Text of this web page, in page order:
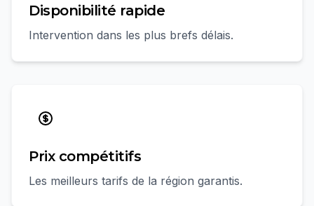
Disponibilité rapide
Intervention dans les plus brefs délais.
Prix compétitifs
Les meilleurs tarifs de la région garantis.